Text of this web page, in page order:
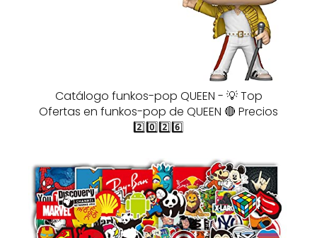
Catálogo funkos-pop QUEEN - 💡 Top
Ofertas en funkos-pop de QUEEN 🔴 Precios
2️⃣0️⃣2️⃣6️⃣